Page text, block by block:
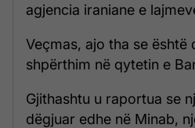
agjencia iraniane e
Veçmas, ajo tha se është
shpërthim në qytetin e
Gjithashtu u raportua se
dëgjuar edhe në Minab,